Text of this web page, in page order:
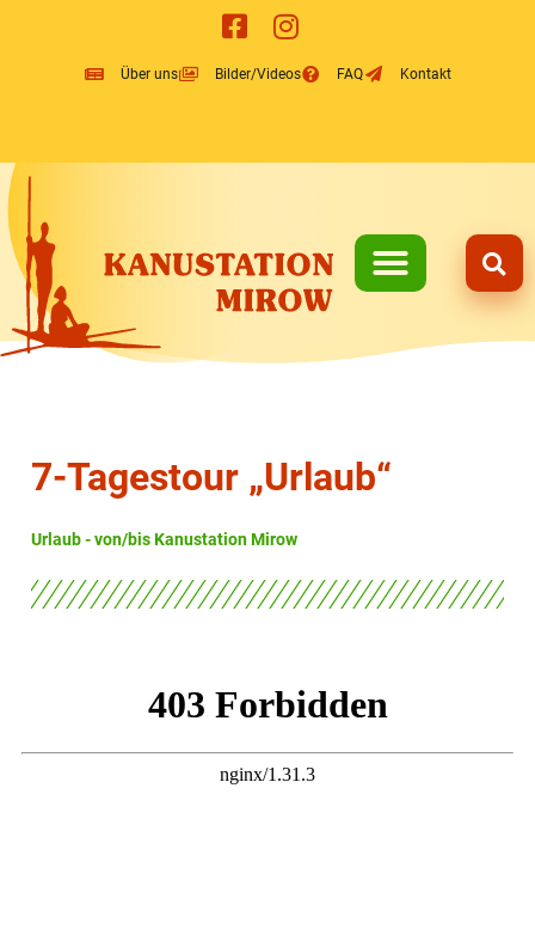
Über uns Bilder/Videos FAQ Kontakt
7-Tagestour „Urlaub“
Urlaub - von/bis Kanustation Mirow